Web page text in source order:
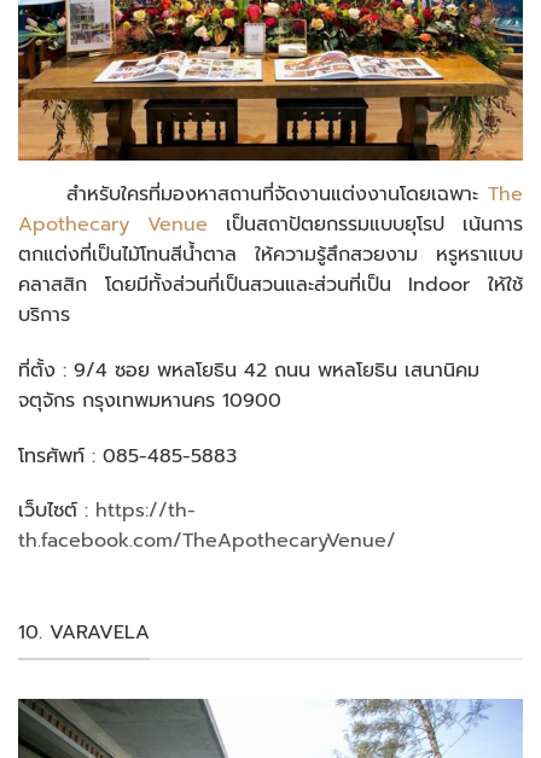
สำหรับใครที่มองหาสถานที่จัดงานแต่งงานโดยเฉพาะ The
Apothecary Venue เป็นสถาปัตยกรรมแบบยุโรป เน้นการ
ตกแต่งที่เป็นไม้โทนสีน้ำตาล ให้ความรู้สึกสวยงาม หรูหราแบบ
คลาสสิก โดยมีทั้งส่วนที่เป็นสวนและส่วนที่เป็น Indoor ให้ใช้
บริการ
ที่ตั้ง : 9/4 ซอย พหลโยธิน 42 ถนน พหลโยธิน เสนานิคม
จตุจักร กรุงเทพมหานคร 10900
โทรศัพท์ : 085-485-5883
เว็บไซต์ : https://th-
th.facebook.com/TheApothecaryVenue/
10. VARAVELA